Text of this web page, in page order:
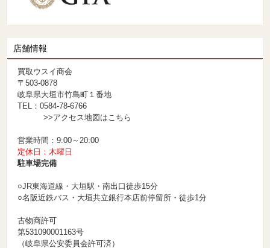
店舗情報
買取ウスイ商会
〒503-0878
岐阜県大垣市竹島町１番地
TEL：0584-78-6766
>>アクセス地図はこちら
営業時間：9:00～20:00
定休日：木曜日
駐車場完備
○JR東海道線・大垣駅・南出口徒歩15分
○名阪近鉄バス・大垣共立銀行本店前停留所・徒歩1分
古物商許可
第531090001163号
（岐阜県公安委員会許可済）